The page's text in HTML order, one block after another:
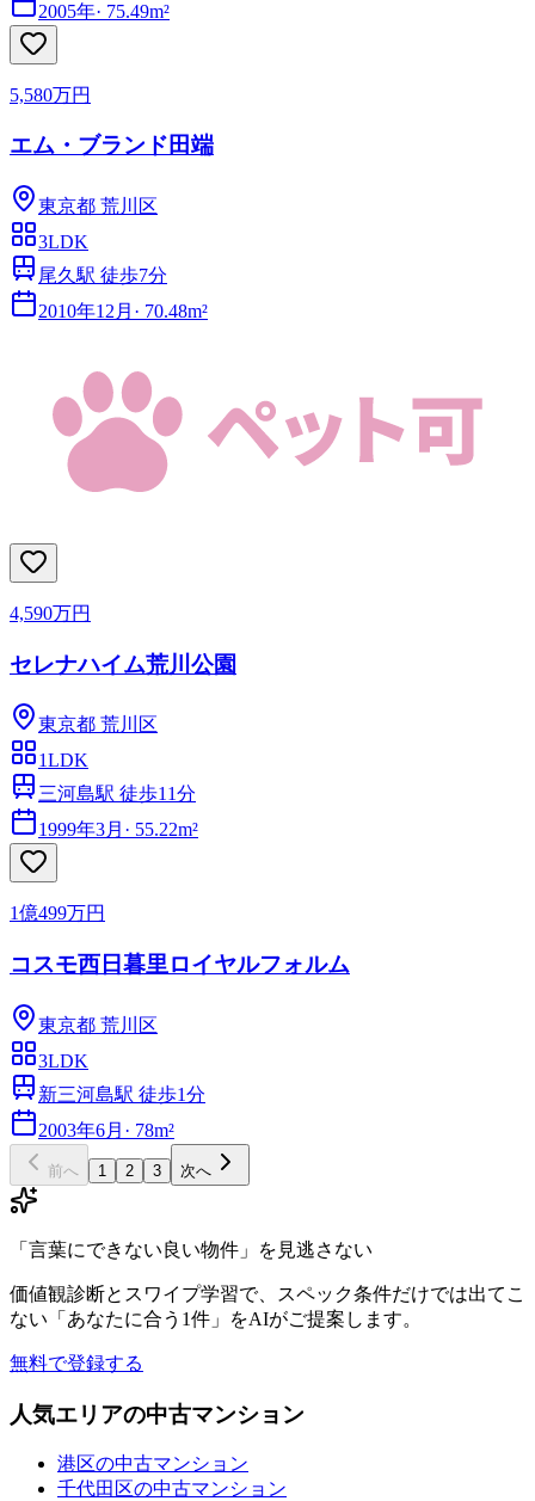
2005年· 75.49m²
5,580万円
エム・ブランド田端
東京都 荒川区
3LDK
尾久駅 徒歩7分
2010年12月 · 70.48m²
4,590万円
セレナハイム荒川公園
東京都 荒川区
1LDK
三河島駅 徒歩11分
1999年3月 · 55.22m²
1億499万円
コスモ西日暮里ロイヤルフォルム
東京都 荒川区
3LDK
新三河島駅 徒歩1分
2003年6月 · 78m²
前へ 1 2 3 次へ
「言葉にできない良い物件」を見逃さない
価値観診断とスワイプ学習で、スペック条件だけでは出てこ
ない「あなたに合う1件」をAIがご提案します。
無料で登録する
人気エリアの中古マンション
港区の中古マンション
千代田区の中古マンション